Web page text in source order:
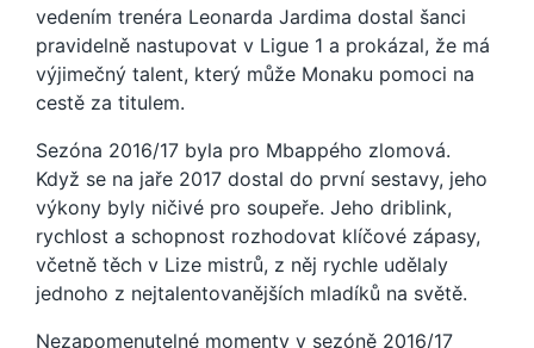
vedením trenéra Leonarda Jardima dostal šanci
pravidelně nastupovat v Ligue 1 a prokázal, že má
výjimečný talent, který může Monaku pomoci na
cestě za titulem.
Sezóna 2016/17 byla pro Mbappého zlomová.
Když se na jaře 2017 dostal do první sestavy, jeho
výkony byly ničivé pro soupeře. Jeho driblink,
rychlost a schopnost rozhodovat klíčové zápasy,
včetně těch v Lize mistrů, z něj rychle udělaly
jednoho z nejtalentovanějších mladíků na světě.
Nezapomenutelné momenty v sezóně 2016/17